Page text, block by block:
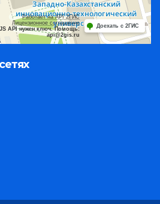
Работает на API 2ГИС
Лицензионное соглашение
API нужен ключ. Помощь:
api@2gis.ru
Доехать с 2ГИС